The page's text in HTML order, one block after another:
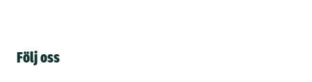
Följ oss